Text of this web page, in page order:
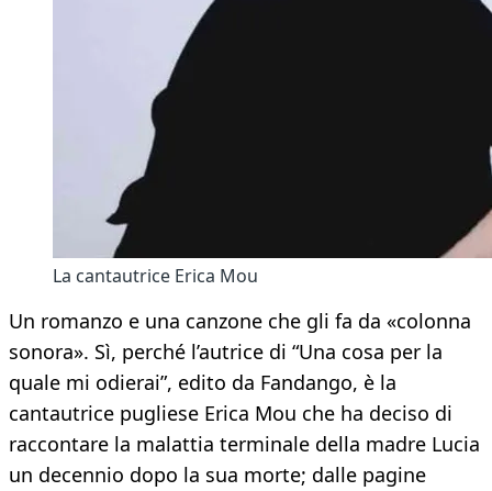
La cantautrice Erica Mou
Un romanzo e una canzone che gli fa da «colonna
sonora». Sì, perché l’autrice di “Una cosa per la
quale mi odierai”, edito da Fandango, è la
cantautrice pugliese Erica Mou che ha deciso di
raccontare la malattia terminale della madre Lucia
un decennio dopo la sua morte; dalle pagine